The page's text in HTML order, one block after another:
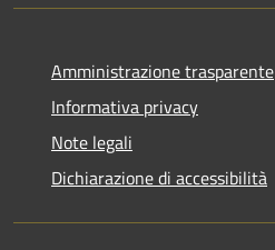
Amministrazione trasparente
Informativa privacy
Note legali
Dichiarazione di accessibilità